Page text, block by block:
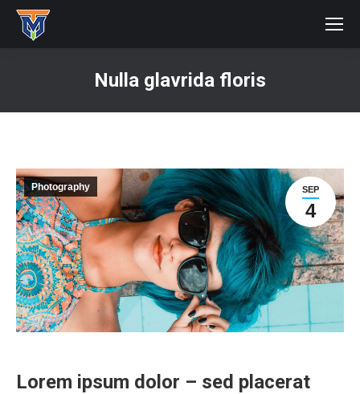
Nulla glavrida floris
SEP
4
Photography
Lorem ipsum dolor – sed placerat